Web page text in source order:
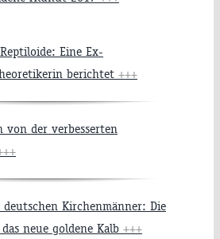
Eine Ex-
berichtet +++
von der verbesserten
deutschen Kirchenmänner: Die
neue goldene Kalb +++